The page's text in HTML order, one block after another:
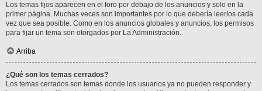
Los temas fijos aparecen en el foro por debajo de los anuncios y solo en la
primer página. Muchas veces son importantes por lo que debería leerlos cada
vez que sea posible. Como en los anuncios globales y anuncios, los permisos
para fijar un tema son otorgados por La Administración.
Arriba
¿Qué son los temas cerrados?
Los temas cerrados son temas donde los usuarios ya no pueden responder y